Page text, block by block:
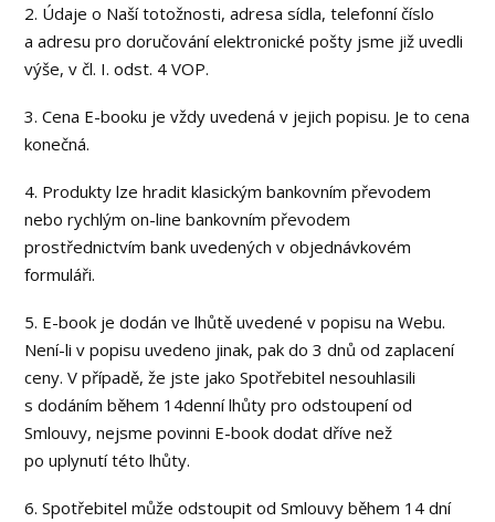
2. Údaje o Naší totožnosti, adresa sídla, telefonní číslo
a adresu pro doručování elektronické pošty jsme již uvedli
výše, v čl. I. odst. 4 VOP.
3. Cena E-booku je vždy uvedená v jejich popisu. Je to cena
konečná.
4. Produkty lze hradit klasickým bankovním převodem
nebo rychlým on-line bankovním převodem
prostřednictvím bank uvedených v objednávkovém
formuláři.
5. E-book je dodán ve lhůtě uvedené v popisu na Webu.
Není-li v popisu uvedeno jinak, pak do 3 dnů od zaplacení
ceny. V případě, že jste jako Spotřebitel nesouhlasili
s dodáním během 14denní lhůty pro odstoupení od
Smlouvy, nejsme povinni E-book dodat dříve než
po uplynutí této lhůty.
6. Spotřebitel může odstoupit od Smlouvy během 14 dní